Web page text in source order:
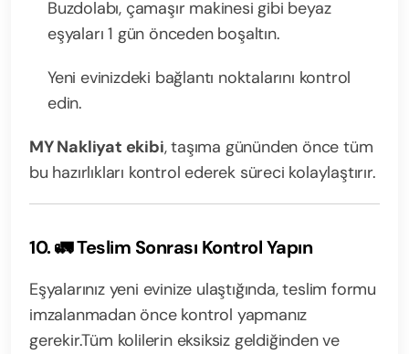
Buzdolabı, çamaşır makinesi gibi beyaz
eşyaları 1 gün önceden boşaltın.
Yeni evinizdeki bağlantı noktalarını kontrol
edin.
MY Nakliyat ekibi, taşıma gününden önce tüm
bu hazırlıkları kontrol ederek süreci kolaylaştırır.
10. 🚛 Teslim Sonrası Kontrol Yapın
Eşyalarınız yeni evinize ulaştığında, teslim formu
imzalanmadan önce kontrol yapmanız
gerekir.Tüm kolilerin eksiksiz geldiğinden ve